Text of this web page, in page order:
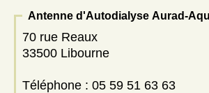
Antenne d'Autodialyse Aurad-
70 rue Reaux
33500 Libourne
Téléphone : 05 59 51 63 63